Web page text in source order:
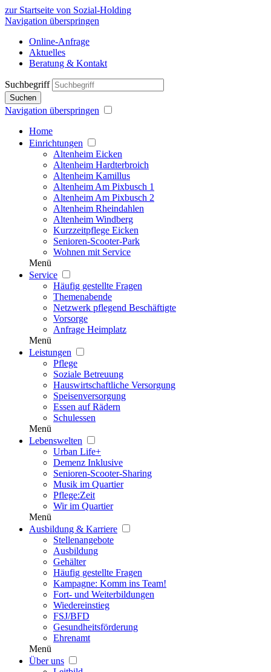
zur Startseite von Sozial-Holding
Navigation überspringen
Online-Anfrage
Aktuelles
Beratung & Kontakt
Suchbegriff
Suchen
Navigation überspringen
Home
Einrichtungen
Altenheim Eicken
Altenheim Hardterbroich
Altenheim Kamillus
Altenheim Am Pixbusch 1
Altenheim Am Pixbusch 2
Altenheim Rheindahlen
Altenheim Windberg
Kurzzeitpflege Eicken
Senioren-Scooter-Park
Wohnen mit Service
Menü
Service
Häufig gestellte Fragen
Themenabende
Netzwerk pflegend Beschäftigte
Vorsorge
Anfrage Heimplatz
Menü
Leistungen
Pflege
Soziale Betreuung
Hauswirtschaftliche Versorgung
Speisenversorgung
Essen auf Rädern
Schulessen
Menü
Lebenswelten
Urban Life+
Demenz Inklusive
Senioren-Scooter-Sharing
Musik im Quartier
Pflege:Zeit
Wir im Quartier
Menü
Ausbildung & Karriere
Stellenangebote
Ausbildung
Gehälter
Häufig gestellte Fragen
Kampagne: Komm ins Team!
Fort- und Weiterbildungen
Wiedereinstieg
FSJ/BFD
Gesundheitsförderung
Ehrenamt
Menü
Über uns